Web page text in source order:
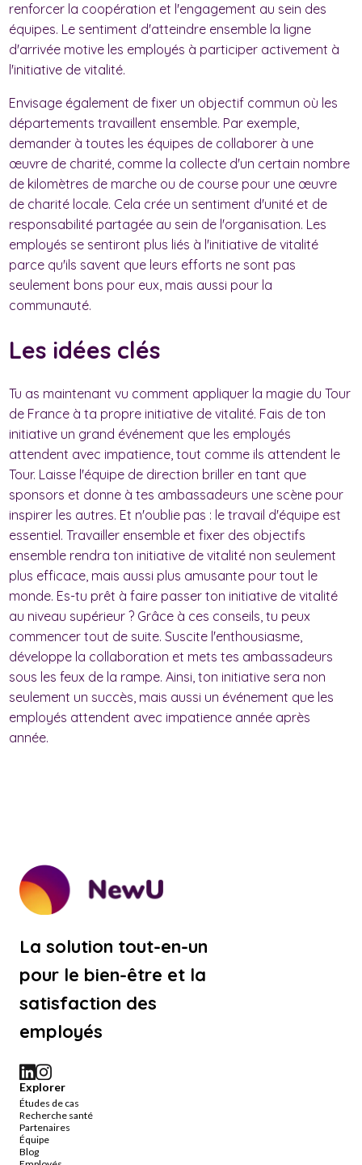
renforcer la coopération et l'engagement au sein des
équipes. Le sentiment d'atteindre ensemble la ligne
d'arrivée motive les employés à participer activement à
l'initiative de vitalité.
Envisage également de fixer un objectif commun où les
départements travaillent ensemble. Par exemple,
demander à toutes les équipes de collaborer à une
œuvre de charité, comme la collecte d'un certain nombre
de kilomètres de marche ou de course pour une œuvre
de charité locale. Cela crée un sentiment d'unité et de
responsabilité partagée au sein de l'organisation. Les
employés se sentiront plus liés à l'initiative de vitalité
parce qu'ils savent que leurs efforts ne sont pas
seulement bons pour eux, mais aussi pour la
communauté.
Les idées clés
Tu as maintenant vu comment appliquer la magie du Tour
de France à ta propre initiative de vitalité. Fais de ton
initiative un grand événement que les employés
attendent avec impatience, tout comme ils attendent le
Tour. Laisse l'équipe de direction briller en tant que
sponsors et donne à tes ambassadeurs une scène pour
inspirer les autres. Et n'oublie pas : le travail d'équipe est
essentiel. Travailler ensemble et fixer des objectifs
ensemble rendra ton initiative de vitalité non seulement
plus efficace, mais aussi plus amusante pour tout le
monde. Es-tu prêt à faire passer ton initiative de vitalité
au niveau supérieur ? Grâce à ces conseils, tu peux
commencer tout de suite. Suscite l'enthousiasme,
développe la collaboration et mets tes ambassadeurs
sous les feux de la rampe. Ainsi, ton initiative sera non
seulement un succès, mais aussi un événement que les
employés attendent avec impatience année après
année.
La solution tout-en-un
pour le bien-être et la
satisfaction des
employés
Explorer
Études de cas
Recherche santé
Partenaires
Équipe
Blog